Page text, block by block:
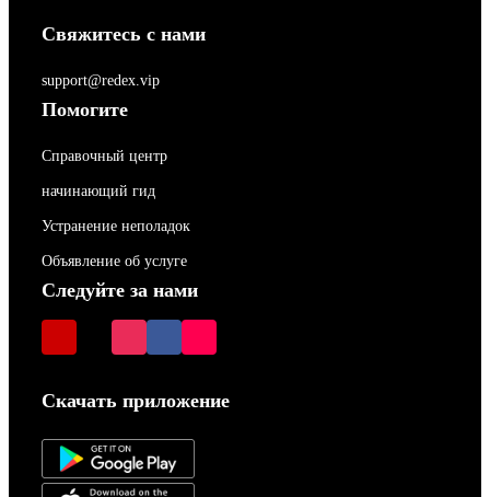
Свяжитесь с нами
support@redex.vip
Помогите
Справочный центр
начинающий гид
Устранение неполадок
Объявление об услуге
Следуйте за нами
Скачать приложение